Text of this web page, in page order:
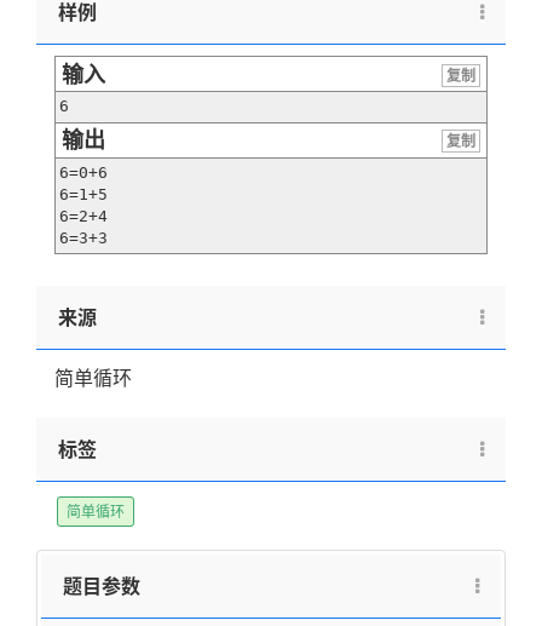
样例
输入
复制
6
输出
复制
6=0+6
6=1+5
6=2+4
6=3+3
来源
简单循环
标签
简单循环
题目参数